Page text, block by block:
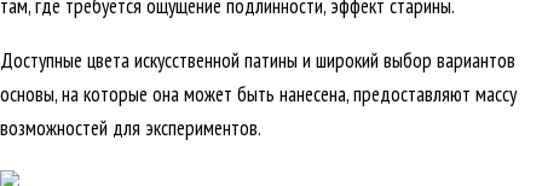
там, где требуется ощущение подлинности, эффект старины.
Доступные цвета искусственной патины и широкий выбор вариантов
основы, на которые она может быть нанесена, предоставляют массу
возможностей для экспериментов.